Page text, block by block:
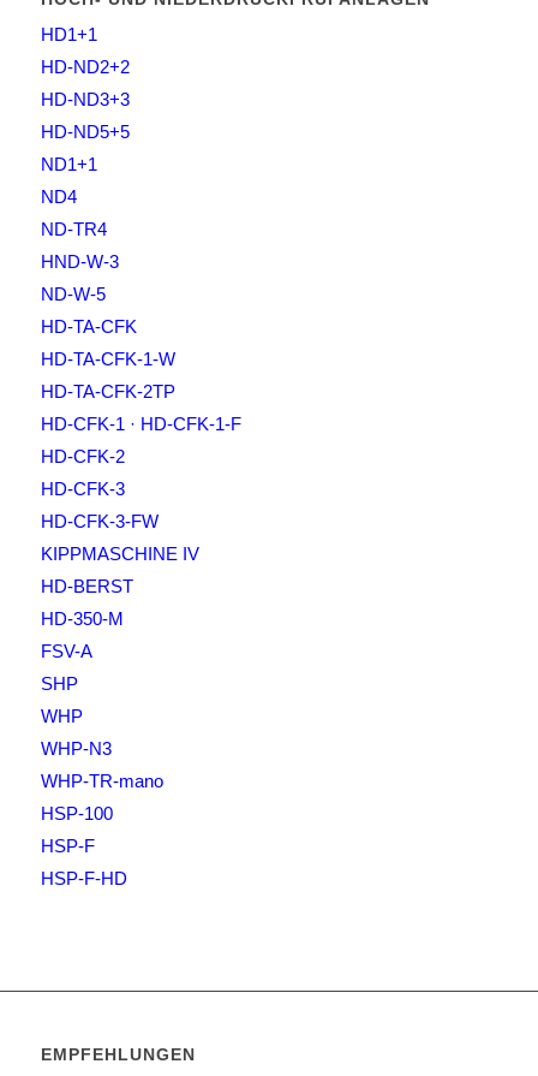
HD1+1
HD-ND2+2
HD-ND3+3
HD-ND5+5
ND1+1
ND4
ND-TR4
HND-W-3
ND-W-5
HD-TA-CFK
HD-TA-CFK-1-W
HD-TA-CFK-2TP
HD-CFK-1 · HD-CFK-1-F
HD-CFK-2
HD-CFK-3
HD-CFK-3-FW
KIPPMASCHINE IV
HD-BERST
HD-350-M
FSV-A
SHP
WHP
WHP-N3
WHP-TR-mano
HSP-100
HSP-F
HSP-F-HD
EMPFEHLUNGEN